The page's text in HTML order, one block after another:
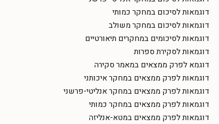
דוגמאות לסיכום במחקר כמותי
דוגמאות לסיכום במחקר משולב
דוגמאות לסיכומים במחקרים תיאורטיים
דוגמאות לסקירת ספרות
דוגמא לפרק ממצאים במאמר סקירה
דוגמאות לפרק ממצאים במחקר איכותני
דוגמאות לפרק ממצאים במחקר אנליטי-פרשני
דוגמאות לפרק ממצאים במחקר כמותי
דוגמאות לפרק ממצאים במטא-אנליזה